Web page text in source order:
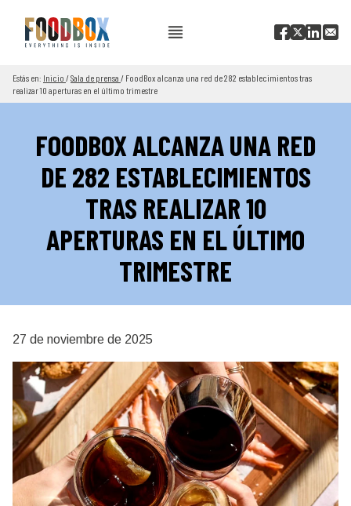
Estás en: Inicio /Sala de prensa / FoodBox alcanza una red de 282 establecimientos tras
realizar 10 aperturas en el último trimestre
FOODBOX ALCANZA UNA RED
DE 282 ESTABLECIMIENTOS
TRAS REALIZAR 10
APERTURAS EN EL ÚLTIMO
TRIMESTRE
27 de noviembre de 2025